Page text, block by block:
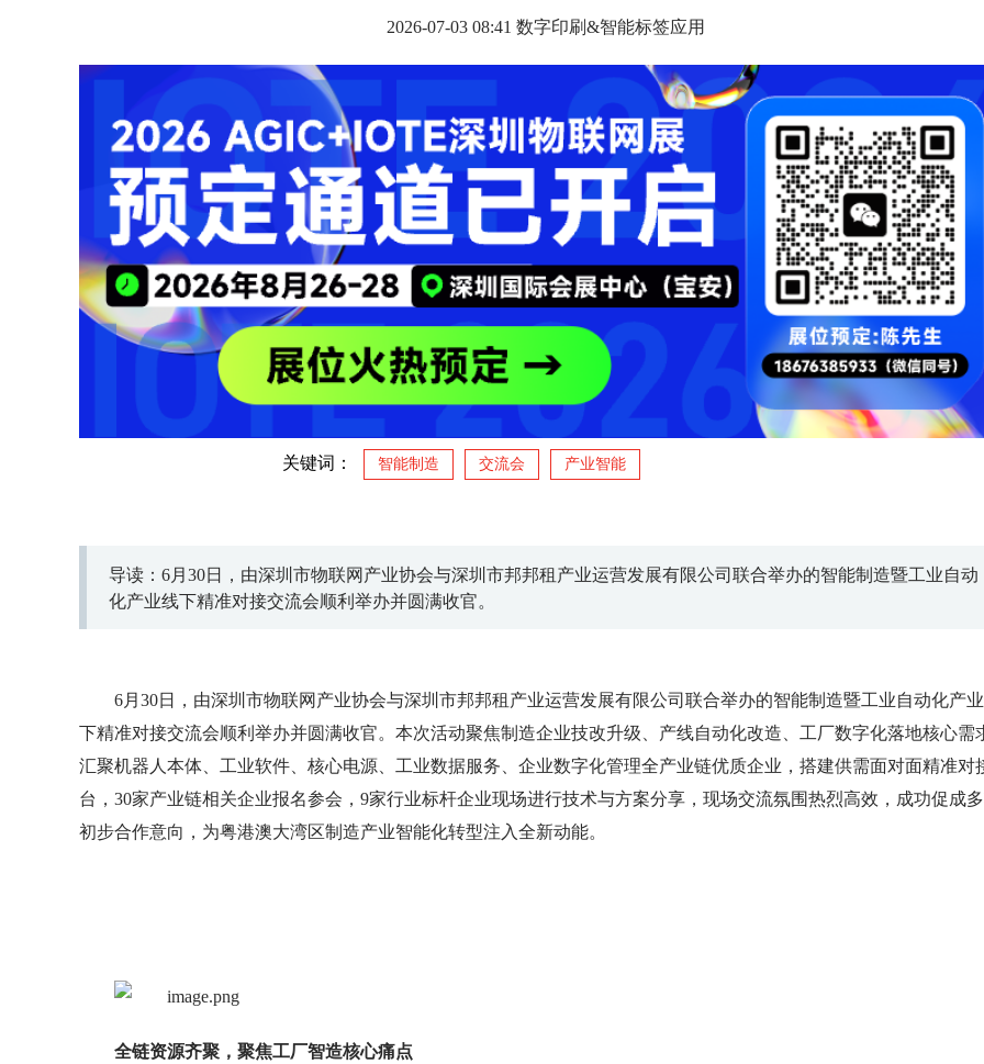
2026-07-03 08:41 数字印刷&智能标签应用
关键词： 智能制造 交流会 产业智能
导读：6月30日，由深圳市物联网产业协会与深圳市邦邦租产业运营发展有限公司联合举办的智能制造暨工业自动
化产业线下精准对接交流会顺利举办并圆满收官。
6月30日，由深圳市物联网产业协会与深圳市邦邦租产业运营发展有限公司联合举办的智能制造暨工业自动化产
下精准对接交流会顺利举办并圆满收官。本次活动聚焦制造企业技改升级、产线自动化改造、工厂数字化落地核心需
汇聚机器人本体、工业软件、核心电源、工业数据服务、企业数字化管理全产业链优质企业，搭建供需面对面精准对
台，30家产业链相关企业报名参会，9家行业标杆企业现场进行技术与方案分享，现场交流氛围热烈高效，成功促成
初步合作意向，为粤港澳大湾区制造产业智能化转型注入全新动能。
全链资源齐聚，聚焦工厂智造核心痛点